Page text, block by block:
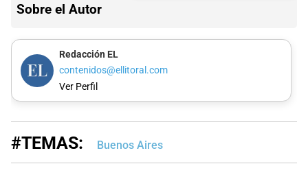
Sobre el Autor
Redacción EL
contenidos@ellitoral.com
Ver Perfil
#TEMAS: Buenos Aires